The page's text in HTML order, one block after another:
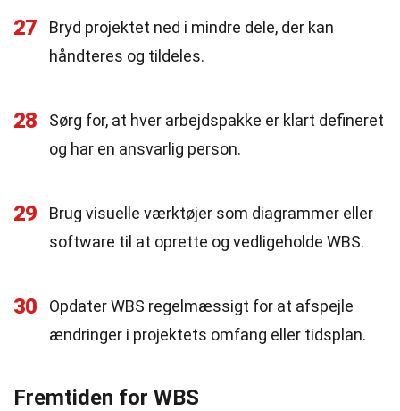
27
Bryd projektet ned i mindre dele, der kan
håndteres og tildeles.
28
Sørg for, at hver arbejdspakke er klart defineret
og har en ansvarlig person.
29
Brug visuelle værktøjer som diagrammer eller
software til at oprette og vedligeholde WBS.
30
Opdater WBS regelmæssigt for at afspejle
ændringer i projektets omfang eller tidsplan.
Fremtiden for WBS